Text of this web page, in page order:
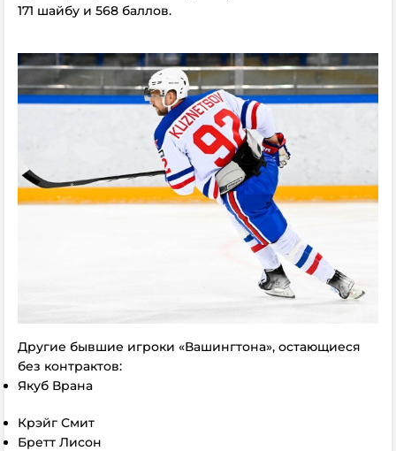
171 шайбу и 568 баллов.
Другие бывшие игроки «Вашингтона», остающиеся
без контрактов:
Якуб Врана
Крэйг Смит
Бретт Лисон